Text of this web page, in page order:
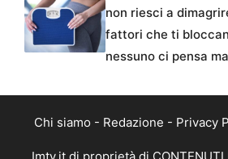
non riesci a
fattori che ti
nessuno ci pensa
Chi siamo - Redazione - Privacy